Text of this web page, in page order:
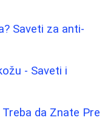
Saveti za anti-
- Saveti i
da Znate Pre